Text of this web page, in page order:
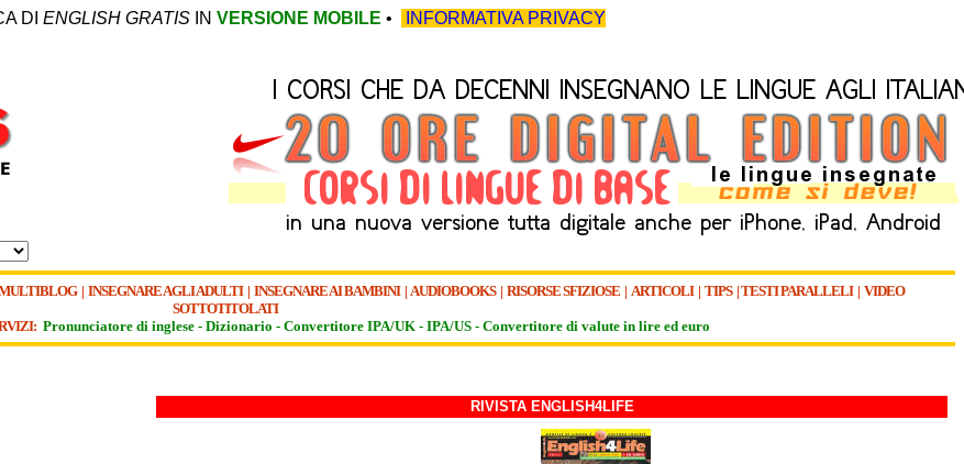
DI ENGLISH GRATIS IN VERSIONE MOBILE • INFORMATIVA PRIVACY
| INSEGNARE AGLI ADULTI | INSEGNARE AI BAMBINI| AUDIOBOOKS| RISORSE SFIZIOSE | ARTICOLI| TIPS|TESTI PARALLELI| VIDEO
SOTTOTITOLATI
Pronunciatore di inglese - Dizionario - Convertitore IPA/UK- IPA/US- Convertitore di valute in lire ed euro
RIVISTA ENGLISH4LIFE